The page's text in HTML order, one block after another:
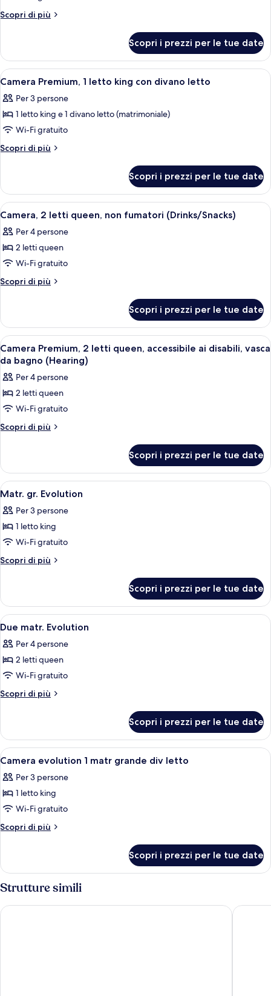
1
accessibile
ai
disabili,
vasca
da
bagno
(Hearing
&
Scopri di più
Altri
1
letto
king,
ai
disabili,
da
bagno
(Hearing
Scopri i prezzi per le tue date
Apri
tutte
le
foto
per
Camera
letto
king
con
divano
letto
Una camera d'albergo con un letto
5
Camera Premium, 1 letto king con divano letto
Per 3 persone
1 letto king e 1 divano letto (matrimoniale)
Wi-Fi gratuito
Scopri di più
Altri
Premium,
letto
con
divano
Scopri i prezzi per le tue date
Apri
tutte
le
foto
per
Camera,
queen,
non
fumatori
(Drinks/Snacks)
Una camera d'albergo con due letti,
5
Camera, 2 letti queen, non fumatori (Drinks/Snacks)
Per 4 persone
2 letti queen
Wi-Fi gratuito
Scopri di più
Altri
2
letti
queen,
non
fumatori
(Drinks/Snacks)
Scopri i prezzi per le tue date
Apri
tutte
le
foto
per
Camera
Premium,
queen,
accessibile
ai
disabili,
vasca
da
(Hearing)
Una camera d'albergo con due letti,
6
Camera Premium, 2 letti queen, accessibile ai disabili, vasca
da bagno (Hearing)
Per 4 persone
2 letti queen
Wi-Fi gratuito
Scopri di più
Altri
Premium,
letti
queen,
accessibile
ai
vasca
da
bagno
Scopri i prezzi per le tue date
Apri
tutte
le
foto
per
Matr.
Una camera d'albergo con un letto
6
Matr. gr. Evolution
Per 3 persone
1 letto king
Wi-Fi gratuito
Scopri di più
Altri
gr.
Evolution
Scopri i prezzi per le tue date
Apri
tutte
le
foto
per
Due
Una camera d'albergo con due letti,
5
Due matr. Evolution
Per 4 persone
2 letti queen
Wi-Fi gratuito
Scopri di più
Altri
matr.
Evolution
Scopri i prezzi per le tue date
Apri
tutte
le
foto
per
Camera
matr
div
letto
Una camera d'albergo con un letto
6
Camera evolution 1 matr grande div letto
Per 3 persone
1 letto king
Wi-Fi gratuito
Scopri di più
Altri
evolution
1
matr
grande
div
Scopri i prezzi per le tue date
Strutture simili
Orangewood Inn & Suites Midtown Fairfield